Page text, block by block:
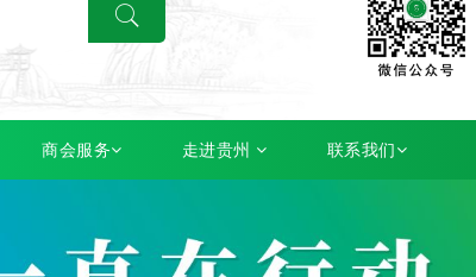
商会服务 走进贵州 联系我们